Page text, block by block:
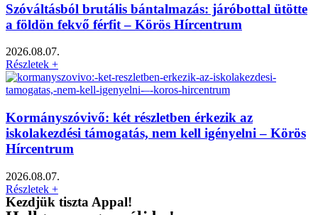
Szóváltásból brutális bántalmazás: járóbottal ütötte
a földön fekvő férfit – Körös Hírcentrum
2026.08.07.
Részletek +
Kormányszóvivő: két részletben érkezik az
iskolakezdési támogatás, nem kell igényelni – Körös
Hírcentrum
2026.08.07.
Részletek +
Kezdjük tiszta Appal!